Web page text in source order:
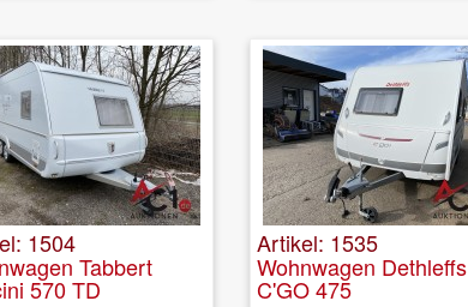
1504
Tabbert
570 TD
Artikel: 1535
Wohnwagen Dethleffs
C'GO 475